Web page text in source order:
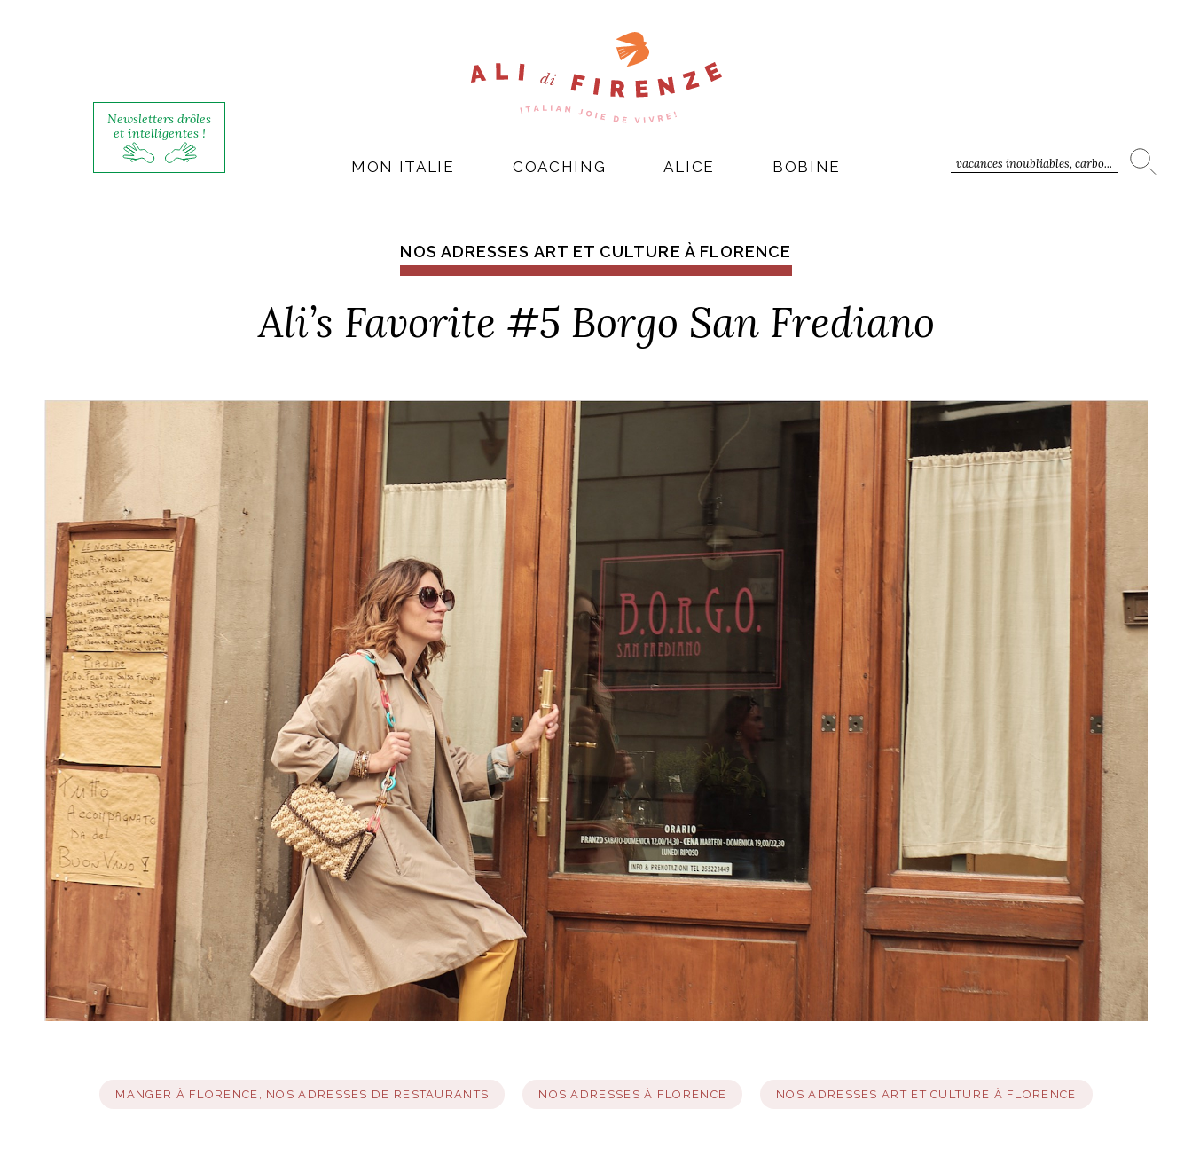
Newsletters drôles
et intelligentes !
vacances inoubliables, carbo...
MON ITALIE COACHING ALICE BOBINE
NOS ADRESSES ART ET CULTURE À FLORENCE
Ali’s Favorite #5 Borgo San Frediano
MANGER À FLORENCE, NOS ADRESSES DE RESTAURANTS NOS ADRESSES À FLORENCE NOS ADRESSES ART ET CULTURE À FLORENCE